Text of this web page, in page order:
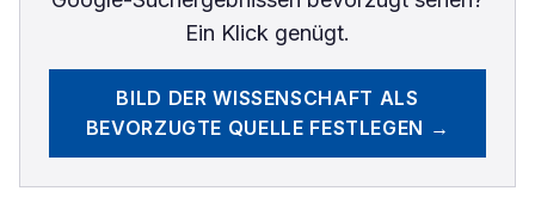
Ein Klick genügt.
BILD DER WISSENSCHAFT ALS
BEVORZUGTE QUELLE FESTLEGEN →